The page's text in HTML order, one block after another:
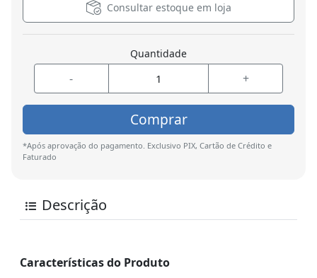
Consultar estoque em loja
Quantidade
- +
Comprar
*Após aprovação do pagamento. Exclusivo PIX, Cartão de Crédito e
Faturado
Descrição
Características do Produto